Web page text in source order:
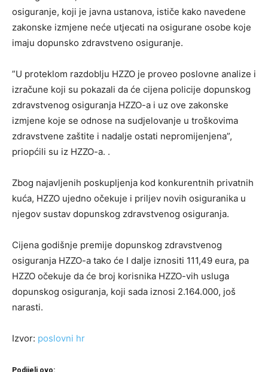
osiguranje, koji je javna ustanova, ističe kako navedene
zakonske izmjene neće utjecati na osigurane osobe koje
imaju dopunsko zdravstveno osiguranje.
”U proteklom razdoblju HZZO je proveo poslovne analize i
izračune koji su pokazali da će cijena policije dopunskog
zdravstvenog osiguranja HZZO-a i uz ove zakonske
izmjene koje se odnose na sudjelovanje u troškovima
zdravstvene zaštite i nadalje ostati nepromijenjena”,
priopćili su iz HZZO-a. .
Zbog najavljenih poskupljenja kod konkurentnih privatnih
kuća, HZZO ujedno očekuje i priljev novih osiguranika u
njegov sustav dopunskog zdravstvenog osiguranja.
Cijena godišnje premije dopunskog zdravstvenog
osiguranja HZZO-a tako će I dalje iznositi 111,49 eura, pa
HZZO očekuje da će broj korisnika HZZO-vih usluga
dopunskog osiguranja, koji sada iznosi 2.164.000, još
narasti.
Izvor: poslovni hr